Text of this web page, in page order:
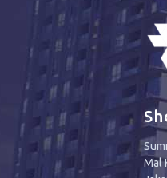
Mal